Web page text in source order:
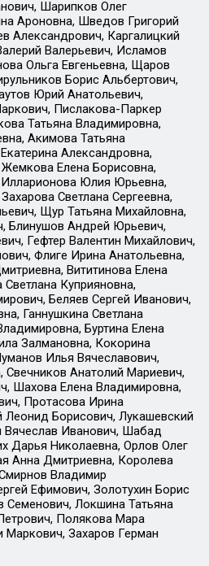
Шарипков Олег
Ароновна, Шведов Григорий
Александрович, Каргалицкий
Валерьевич, Исламов
Ольга Евгеньевна, Щаров
Борис Альбертович,
Юрий Анатольевич,
Пислакова-Паркер
Татьяна Владимировна,
Акимова Татьяна
Александровна,
Елена Борисовна,
Юлия Юрьевна,
Светлана Сергеевна,
Щур Татьяна Михайловна,
Блинушов Андрей Юрьевич,
Гефтер Валентин Михайлович,
Флиге Ирина Анатольевна,
Вититинова Елена
Куприяновна,
Беляев Сергей Иванович,
Ганнушкина Светлана
Буртина Елена
Залмановна, Кокорина
Илья Вячеславович,
Анатолий Мариевич,
Шахова Елена Владимировна,
Протасова Ирина
Леонид Борисович, Лукашевский
Вячеслав Иванович, Шабад
Дарья Николаевна, Орлов Олег
Анна Дмитриевна, Королева
Владимир
Ефимович, Золотухин Борис
Семенович, Локшина Татьяна
Полякова Мара
Маркович, Захаров Герман